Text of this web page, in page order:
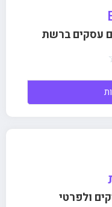
עסקים ברשת
ולפרטי